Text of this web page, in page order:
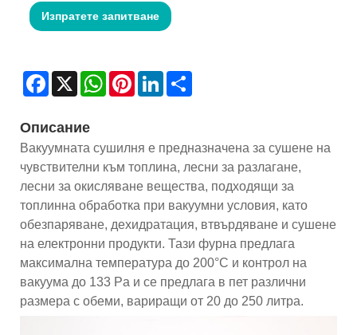
Изпратете запитване
Facebook
X WhatsAppPinterestLinkedIn
Описание
Вакуумната сушилня е предназначена за сушене на
чувствителни към топлина, лесни за разлагане,
лесни за окисляване вещества, подходящи за
топлинна обработка при вакуумни условия, като
обезпаряване, дехидратация, втвърдяване и сушене
на електронни продукти. Тази фурна предлага
максимална температура до 200°C и контрол на
вакуума до 133 Pa и се предлага в пет различни
размера с обеми, вариращи от 20 до 250 литра.